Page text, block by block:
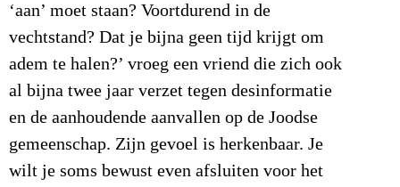
‘aan’ moet staan? Voortdurend in de
vechtstand? Dat je bijna geen tijd krijgt om
adem te halen?’ vroeg een vriend die zich ook
al bijna twee jaar verzet tegen desinformatie
en de aanhoudende aanvallen op de Joodse
gemeenschap. Zijn gevoel is herkenbaar. Je
wilt je soms bewust even afsluiten voor het